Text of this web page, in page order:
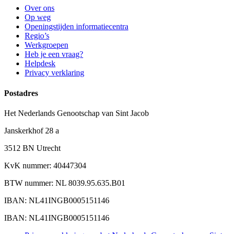
Over ons
Op weg
Openingstijden informatiecentra
Regio’s
Werkgroepen
Heb je een vraag?
Helpdesk
Privacy verklaring
Postadres
Het Nederlands Genootschap van Sint Jacob
Janskerkhof 28 a
3512 BN Utrecht
KvK nummer: 40447304
BTW nummer: NL 8039.95.635.B01
IBAN: NL41INGB0005151146
IBAN: NL41INGB0005151146